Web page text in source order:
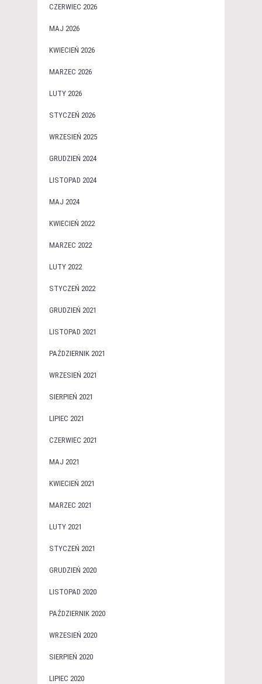
CZERWIEC 2026
MAJ 2026
KWIECIEŃ 2026
MARZEC 2026
LUTY 2026
STYCZEŃ 2026
WRZESIEŃ 2025
GRUDZIEŃ 2024
LISTOPAD 2024
MAJ 2024
KWIECIEŃ 2022
MARZEC 2022
LUTY 2022
STYCZEŃ 2022
GRUDZIEŃ 2021
LISTOPAD 2021
PAŹDZIERNIK 2021
WRZESIEŃ 2021
SIERPIEŃ 2021
LIPIEC 2021
CZERWIEC 2021
MAJ 2021
KWIECIEŃ 2021
MARZEC 2021
LUTY 2021
STYCZEŃ 2021
GRUDZIEŃ 2020
LISTOPAD 2020
PAŹDZIERNIK 2020
WRZESIEŃ 2020
SIERPIEŃ 2020
LIPIEC 2020